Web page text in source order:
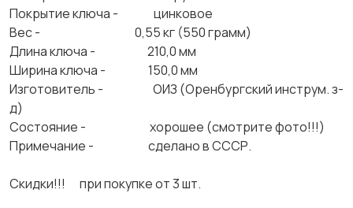
Покрытие ключа - цинковое
Вес - 0,55 кг (550 грамм)
Длина ключа - 210,0 мм
Ширина ключа - 150,0 мм
Изготовитель - ОИЗ (Оренбургский инструм. з-
д)
Состояние - хорошее (смотрите фото!!!)
Примечание - сделано в СССР.
Скидки!!! при покупке от 3 шт.